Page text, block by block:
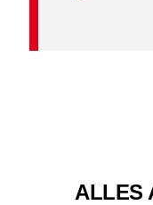
ALLES